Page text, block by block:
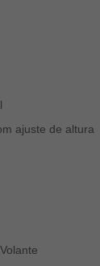
ajuste de altura